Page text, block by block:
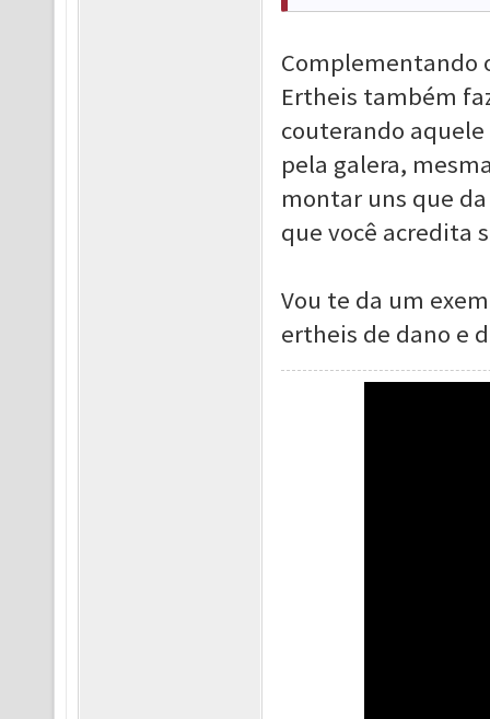
Complementando
Ertheis também
couterando
pela galera,
montar uns que
que você acredita
Vou te da um
ertheis de dano e